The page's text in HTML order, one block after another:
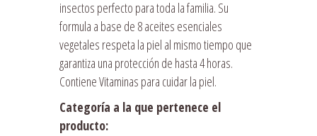
insectos perfecto para toda la familia. Su
formula a base de 8 aceites esenciales
vegetales respeta la piel al mismo tiempo que
garantiza una protección de hasta 4 horas.
Contiene Vitaminas para cuidar la piel.
Categoría a la que pertenece el
producto: